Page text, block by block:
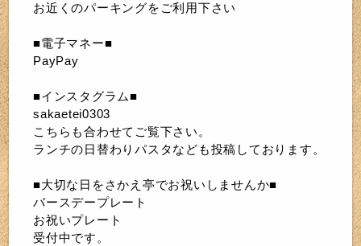
お近くのパーキングをご利用下さい
■電子マネー■
PayPay
■インスタグラム■
sakaetei0303
こちらも合わせてご覧下さい。
ランチの日替わりパスタなども投稿しております。
■大切な日をさかえ亭でお祝いしませんか■
バースデープレート
お祝いプレート
受付中です。